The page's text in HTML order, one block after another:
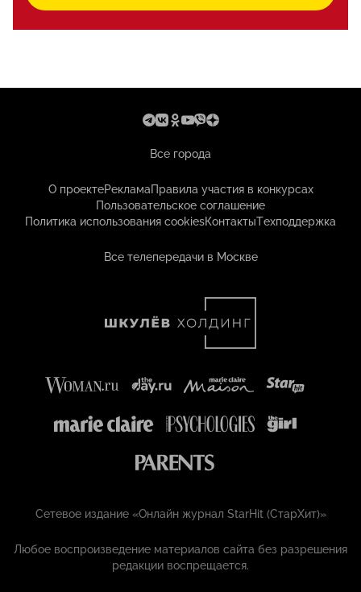
Все города
О проектеРекламаПравила участия в конкурсах
Пользовательское соглашение
Политика использования cookiesКонтактыТехподдержка
Все телепередачи в Москве
Сетевое издание «Онлайн журнал StarHit (СтарХит)»
Любое воспроизведение материалов сайта без разрешения
редакции воспрещается.